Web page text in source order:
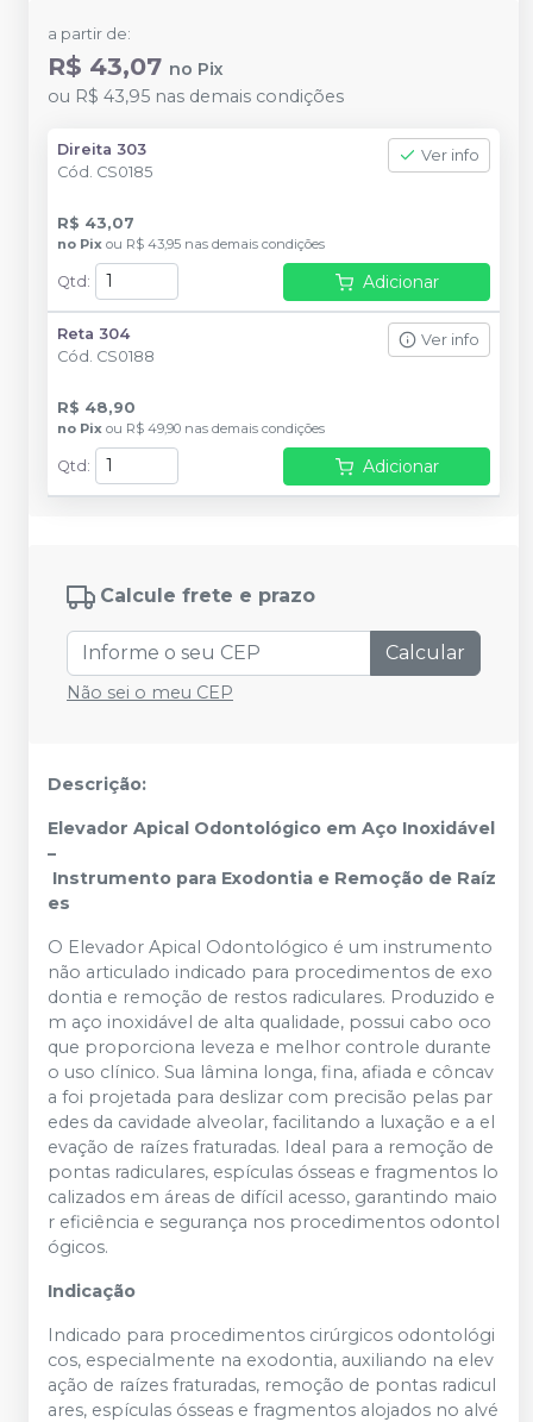
a partir de:
R$ 43,07 no Pix
ou R$ 43,95 nas demais condições
Direita 303
Cód. CS0185
Ver info
R$ 43,07
no Pix ou R$ 43,95 nas demais condições
Qtd : Adicionar
Reta 304
Cód. CS0188
Ver info
R$ 48,90
no Pix ou R$ 49,90 nas demais condições
Qtd : Adicionar
Calcule frete e prazo
Calcular
Não sei o meu CEP
Descrição:
Elevador Apical Odontológico em Aço Inoxidável
–
Instrumento para Exodontia e Remoção de Raíz
es
O Elevador Apical Odontológico é um instrumento
não articulado indicado para procedimentos de exo
dontia e remoção de restos radiculares. Produzido e
m aço inoxidável de alta qualidade, possui cabo oco
que proporciona leveza e melhor controle durante
o uso clínico. Sua lâmina longa, fina, afiada e côncav
a foi projetada para deslizar com precisão pelas par
edes da cavidade alveolar, facilitando a luxação e a el
evação de raízes fraturadas. Ideal para a remoção de
pontas radiculares, espículas ósseas e fragmentos lo
calizados em áreas de difícil acesso, garantindo maio
r eficiência e segurança nos procedimentos odontol
ógicos.
Indicação
Indicado para procedimentos cirúrgicos odontológi
cos, especialmente na exodontia, auxiliando na elev
ação de raízes fraturadas, remoção de pontas radicul
ares, espículas ósseas e fragmentos alojados no alvé